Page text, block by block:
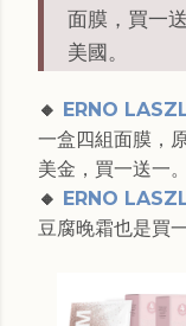
面膜，買一
美國。
🔸 ERNO
一盒四組面膜，
美金，買一送一。
🔸 ERNO
豆腐晚霜也是買